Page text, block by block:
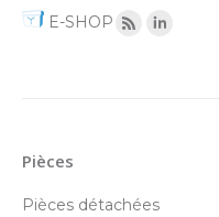
E-SHOP
Pièces
Pièces détachées